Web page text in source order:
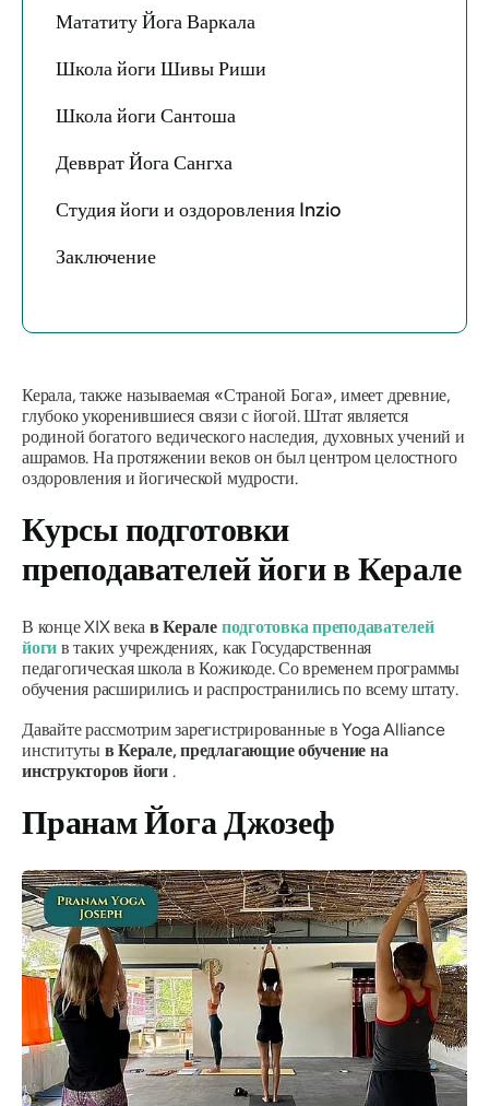
Мататиту Йога Варкала
Школа йоги Шивы Риши
Школа йоги Сантоша
Девврат Йога Сангха
Студия йоги и оздоровления Inzio
Заключение
Керала, также называемая «Страной Бога», имеет древние,
глубоко укоренившиеся связи с йогой. Штат является
родиной богатого ведического наследия, духовных учений и
ашрамов. На протяжении веков он был центром целостного
оздоровления и йогической мудрости.
Курсы подготовки
преподавателей йоги в Керале
В конце XIX века в Керале подготовка преподавателей
йоги в таких учреждениях, как Государственная
педагогическая школа в Кожикоде. Со временем программы
обучения расширились и распространились по всему штату.
Давайте рассмотрим зарегистрированные в Yoga Alliance
институтыв Керале, предлагающие обучение на
инструкторов йоги.
Пранам Йога Джозеф